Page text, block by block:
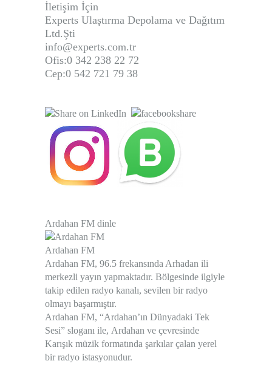
İletişim İçin
Experts Ulaştırma Depolama ve Dağıtım
Ltd.Şti
info@experts.com.tr
Ofis:0 342 238 22 72
Cep:0 542 721 79 38
Ardahan FM dinle
Ardahan FM
Ardahan FM, 96.5 frekansında Arhadan ili
merkezli yayın yapmaktadır. Bölgesinde ilgiyle
takip edilen radyo kanalı, sevilen bir radyo
olmayı başarmıştır.
Ardahan FM, “Ardahan’ın Dünyadaki Tek
Sesi” sloganı ile, Ardahan ve çevresinde
Karışık müzik formatında şarkılar çalan yerel
bir radyo istasyonudur.